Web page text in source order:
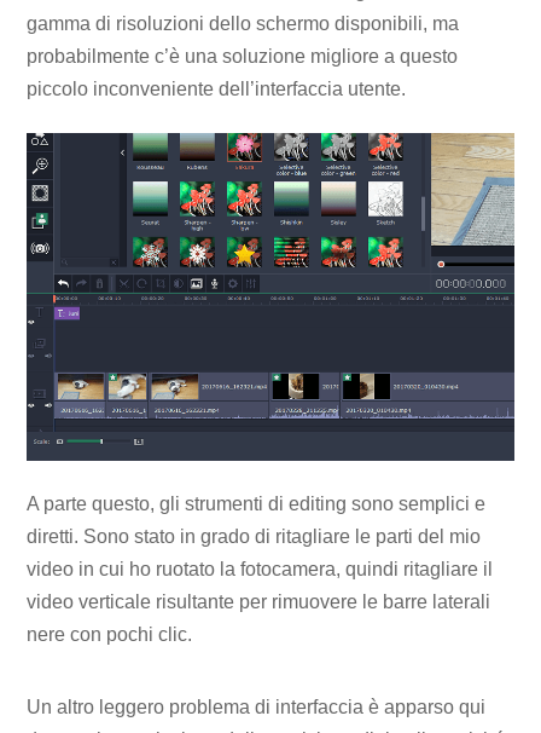
gamma di risoluzioni dello schermo disponibili, ma
probabilmente c’è una soluzione migliore a questo
piccolo inconveniente dell’interfaccia utente.
A parte questo, gli strumenti di editing sono semplici e
diretti. Sono stato in grado di ritagliare le parti del mio
video in cui ho ruotato la fotocamera, quindi ritagliare il
video verticale risultante per rimuovere le barre laterali
nere con pochi clic.
Un altro leggero problema di interfaccia è apparso qui